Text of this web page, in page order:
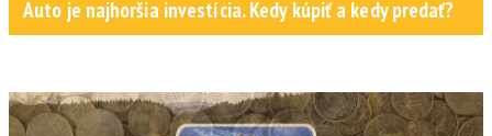
Auto je najhoršia investícia. Kedy kúpiť a kedy predať?